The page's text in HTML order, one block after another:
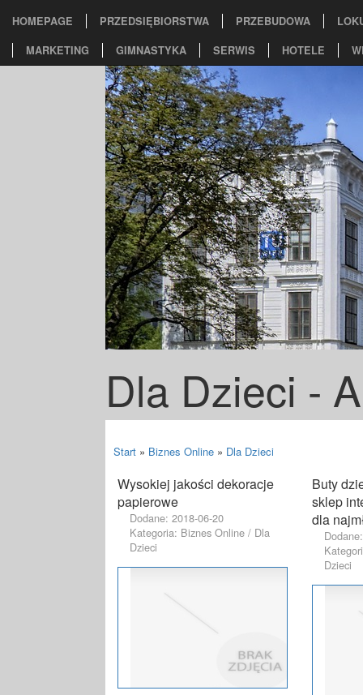
HOMEPAGE PRZEDSIĘBIORSTWA PRZEBUDOWA
MARKETING
GIMNASTYKA SERWIS HOTELE
Dla Dzieci -
Start » Biznes Online » Dla Dzieci
Wysokiej jakości dekoracje
papierowe
Dodane: 2018-06-20
Kategoria: Biznes Online / Dla
Dzieci
Buty
sklep
dla
Dzieci